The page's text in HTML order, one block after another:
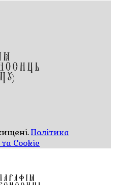
Політика
Cookie